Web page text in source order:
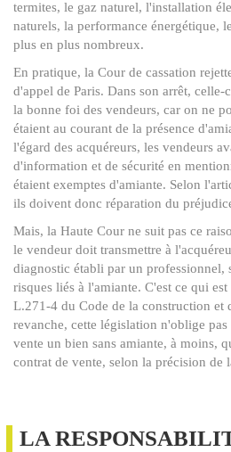
termites, le gaz naturel, l'installation
naturels, la performance énergétique,
plus en plus nombreux.
En pratique, la Cour de cassation
d'appel de Paris. Dans son arrêt, celle-
la bonne foi des vendeurs, car on ne
étaient au courant de la présence
l'égard des acquéreurs, les vendeurs
d'information et de sécurité en
étaient exemptes d'amiante. Selon
ils doivent donc réparation du
Mais, la Haute Cour ne suit pas ce
le vendeur doit transmettre à
diagnostic établi par un professionnel,
risques liés à l'amiante. C'est ce qui
L.271-4 du Code de la construction et
revanche, cette législation n'oblige pas
vente un bien sans amiante, à moins,
contrat de vente, selon la précision de
LA